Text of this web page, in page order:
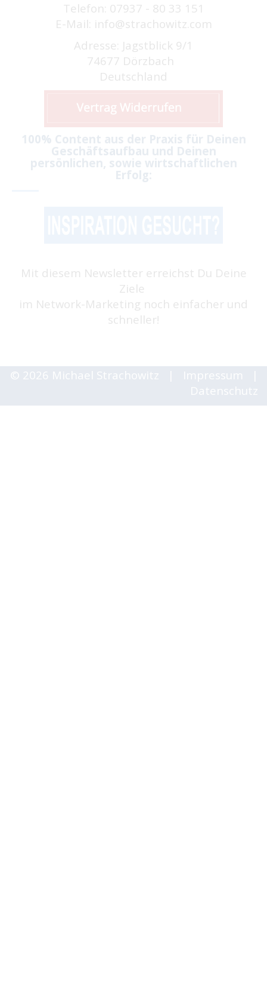
Telefon: 07937 - 80 33 151
E-Mail: info@strachowitz.com
Adresse: Jagstblick 9/1
74677 Dörzbach
Deutschland
100% Content aus der Praxis für Deinen
Geschäftsaufbau und Deinen
persönlichen, sowie wirtschaftlichen
Erfolg:
Mit diesem Newsletter erreichst Du Deine
Ziele
im Network-Marketing noch einfacher und
schneller!
© 2026 Michael Strachowitz | Impressum |
Datenschutz